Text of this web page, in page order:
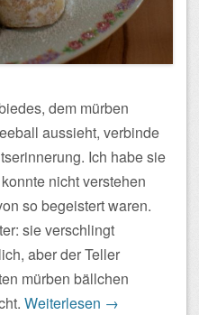
dem mürben
aussieht, verbinde
Ich habe sie
nicht verstehen
so begeistert waren.
sie verschlingt
aber der Teller
mürben bällchen
Weiterlesen →